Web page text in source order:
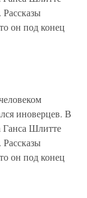
Рассказы
он под конец
иноверцев. В
Ганса Шлитте
Рассказы
он под конец